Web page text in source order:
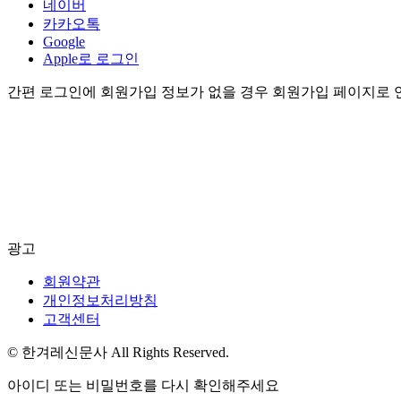
네이버
카카오톡
Google
Apple로 로그인
간편 로그인에 회원가입 정보가 없을 경우 회원가입 페이지로
광고
회원약관
개인정보처리방침
고객센터
© 한겨레신문사 All Rights Reserved.
아이디 또는 비밀번호를 다시 확인해주세요